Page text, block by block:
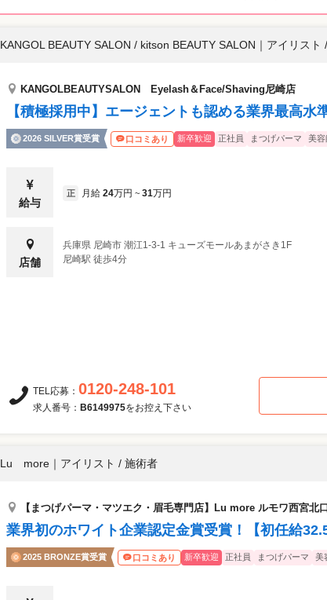
KANGOL BEAUTY SALON / kitson BEAUTY SALON ｜ アイリスト
KANGOLBEAUTYSALON Eyelash＆Face/Shaving尼崎店
【積極採用中】エージェントも認める業界最高
2026 SILVER賞受賞 口コミあり 新卒歓迎 正社員 まつげパーマ 美容
給与
正 月給 24万円 ~ 31万円
店舗
兵庫県 尼崎市 潮江1-3-1 キューズモールあまがさき1F
尼崎駅 徒歩4分
TEL応募： 0120-248-101
求人番号： B6149975をお控え下さい
Lu more ｜ アイリスト / 施術者
【まつげパーマ・マツエク・眉毛専門店】Lu more ルモワ西宮北
業界初のホワイト企業認定金賞受賞！【初任給
2025 BRONZE賞受賞 口コミあり 新卒歓迎 正社員 まつげパーマ 美